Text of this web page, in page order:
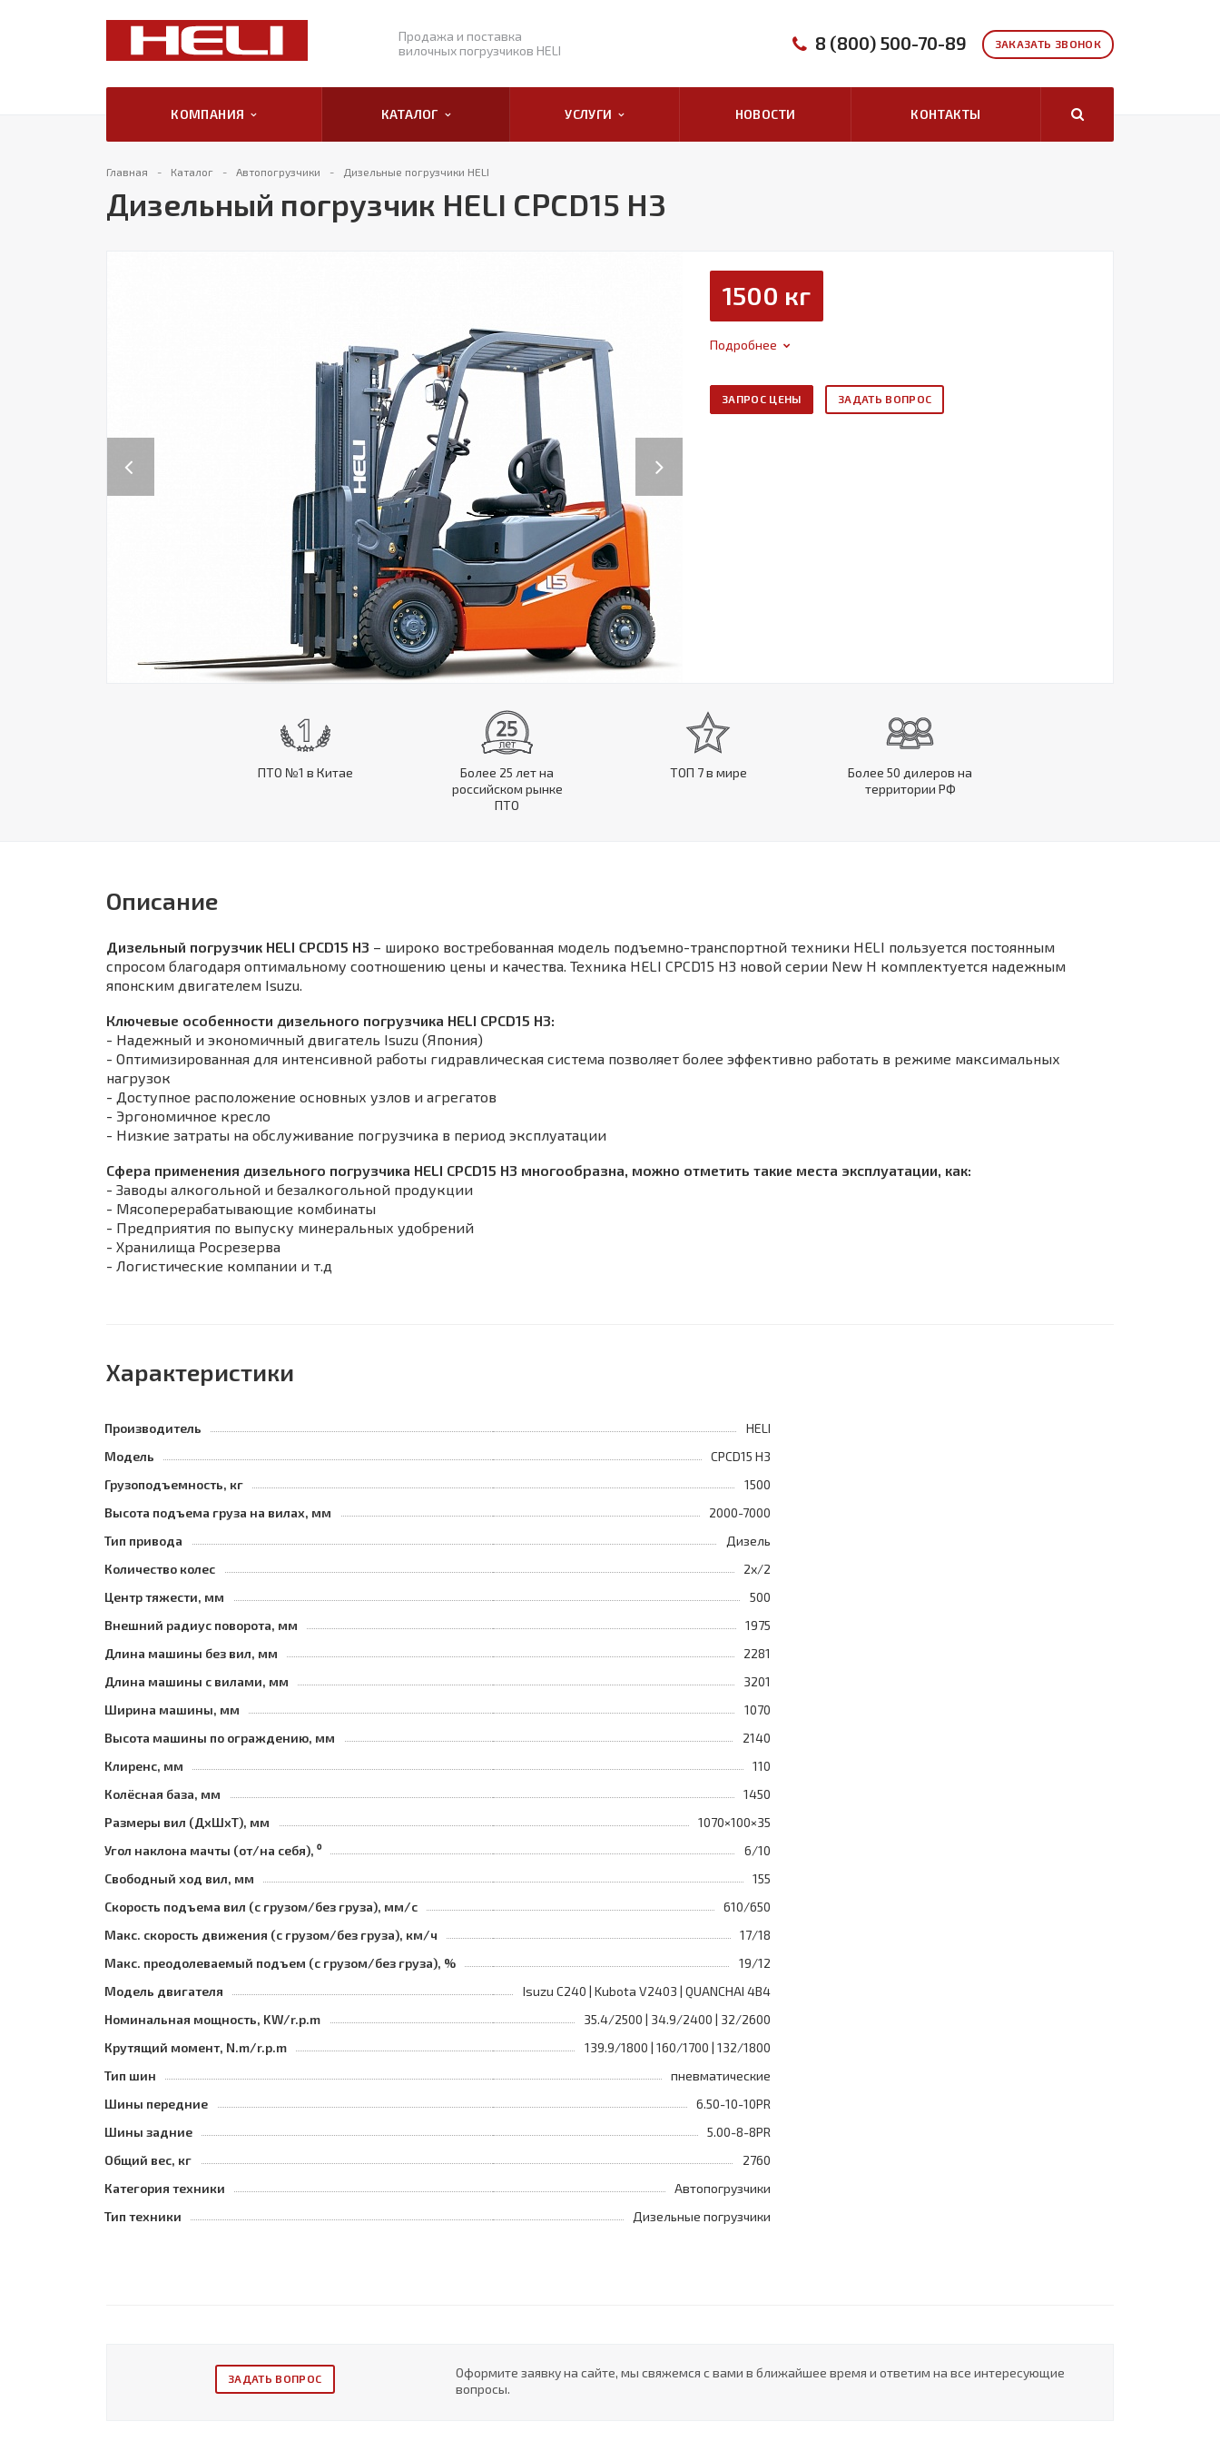
Продажа и поставка
вилочных погрузчиков HELI
ЗАКАЗАТЬ ЗВОНОК
8 (800) 500-70-89
КОМПАНИЯ КАТАЛОГ УСЛУГИ НОВОСТИ КОНТАКТЫ
Главная Каталог Автопогрузчики Дизельные погрузчики HELI
Дизельный погрузчик HELI CPCD15 H3
1500 кг
Подробнее
ЗАПРОС ЦЕНЫ ЗАДАТЬ ВОПРОС
ПТО №1 в Китае
Более 25 лет на
российском рынке
ПТО
ТОП 7 в мире
Более 50 дилеров на
территории РФ
Описание
Дизельный погрузчик HELI CPCD15 H3 – широко востребованная модель подъемно-транспортной техники HELI пользуется постоянным
спросом благодаря оптимальному соотношению цены и качества. Техника HELI CPCD15 H3 новой серии New H комплектуется надежным
японским двигателем Isuzu.
Ключевые особенности дизельного погрузчика HELI CPСD15 H3:
- Надежный и экономичный двигатель Isuzu (Япония)
- Оптимизированная для интенсивной работы гидравлическая система позволяет более эффективно работать в режиме максимальных
нагрузок
- Доступное расположение основных узлов и агрегатов
- Эргономичное кресло
- Низкие затраты на обслуживание погрузчика в период эксплуатации
Сфера применения дизельного погрузчика HELI CPСD15 H3 многообразна, можно отметить такие места эксплуатации, как:
- Заводы алкогольной и безалкогольной продукции
- Мясоперерабатывающие комбинаты
- Предприятия по выпуску минеральных удобрений
- Хранилища Росрезерва
- Логистические компании и т.д
Характеристики
Производитель
HELI
Модель
CPCD15 H3
Грузоподъемность, кг
1500
Высота подъема груза на вилах, мм
2000-7000
Тип привода
Дизель
Количество колес
2х/2
Центр тяжести, мм
500
Внешний радиус поворота, мм
1975
Длина машины без вил, мм
2281
Длина машины с вилами, мм
3201
Ширина машины, мм
1070
Высота машины по ограждению, мм
2140
Клиренс, мм
110
Колёсная база, мм
1450
Размеры вил (ДхШхТ), мм
1070×100×35
Угол наклона мачты (от/на себя), ⁰
6/10
Свободный ход вил, мм
155
Скорость подъема вил (с грузом/без груза), мм/с
610/650
Макс. скорость движения (с грузом/без груза), км/ч
17/18
Макс. преодолеваемый подъем (с грузом/без груза), %
19/12
Модель двигателя
Isuzu C240 | Kubota V2403 | QUANCHAI 4B4
Номинальная мощность, KW/r.p.m
35.4/2500 | 34.9/2400 | 32/2600
Крутящий момент, N.m/r.p.m
139.9/1800 | 160/1700 | 132/1800
Тип шин
пневматические
Шины передние
6.50-10-10PR
Шины задние
5.00-8-8PR
Общий вес, кг
2760
Категория техники
Автопогрузчики
Тип техники
Дизельные погрузчики
ЗАДАТЬ ВОПРОС
Оформите заявку на сайте, мы свяжемся с вами в ближайшее время и ответим на все интересующие
вопросы.